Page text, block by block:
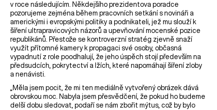
v roce následujícím. Někdejšího prezidentova poradce
pozorujeme zejména během pracovních setkání s novináři a
americkými i evropskými politiky a podnikateli, jež mu slouží k
šíření ultrapravicových názorů a upevňování mocenské pozice
republikánů. Přestože se kontroverzní stratég zjevně snaží
využít přítomné kamery k propagaci své osoby, občasná
vypadnutí z role poodhalují, že jeho úspěch stojí především na
předsudcích, pokrytectví a lžích, které napomáhají šíření zloby
a nenávisti.
„Měla jsem pocit, že mi ten mediálně vytvořený obrázek dává
obrovskou moc. Nabyla jsem přesvědčení, že pokud ho budeme
delší dobu sledovat, podaří se nám zbořit mýtus, což by bylo